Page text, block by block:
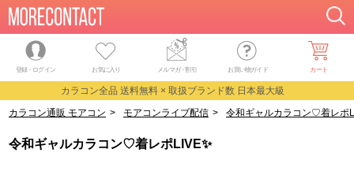
登録・ログイン お気に入り メルマガ・割引 お買い物ガイド カート
カラコン全品 送料無料 × 取扱ブランド数 日本最大級
カラコン通販 モアコン > モアコンライブ配信 > 令和ギャルカラコン♡着レポ
令和ギャルカラコン♡着レポLIVE✨